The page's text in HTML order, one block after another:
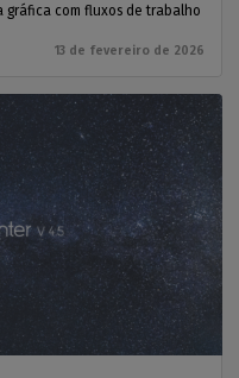
gráfica com fluxos de trabalho
13 de fevereiro de 2026